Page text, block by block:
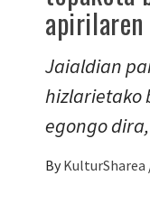
Jaialdian
hizlarietako
egongo
By KulturSharea